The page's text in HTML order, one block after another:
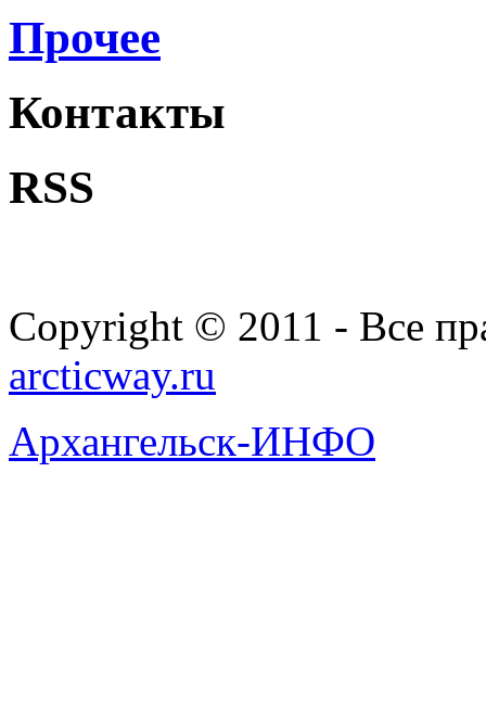
Прочее
Контакты
RSS
Copyright © 2011 - Все
arcticway.ru
Архангельск-ИНФО